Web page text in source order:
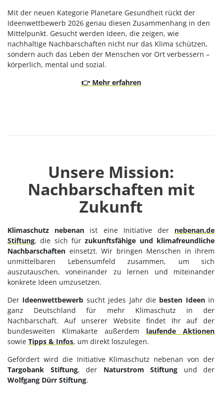
Mit der neuen Kategorie Planetare Gesundheit rückt der
Ideenwettbewerb 2026 genau diesen Zusammenhang in den
Mittelpunkt. Gesucht werden Ideen, die zeigen, wie
nachhaltige Nachbarschaften nicht nur das Klima schützen,
sondern auch das Leben der Menschen vor Ort verbessern –
körperlich, mental und sozial.
👉 Mehr erfahren
Unsere Mission:
Nachbarschaften mit
Zukunft
Klimaschutz nebenan ist eine Initiative der nebenan.de
Stiftung, die sich fürzukunftsfähige und klimafreundliche
Nachbarschaften einsetzt. Wir bringen Menschen in ihrem
unmittelbaren Lebensumfeld zusammen, um sich
auszutauschen, voneinander zu lernen und miteinander
konkrete Ideen umzusetzen.
Der Ideenwettbewerb sucht jedes Jahr diebesten Ideenin
ganz Deutschland für mehr Klimaschutz in der
Nachbarschaft. Auf unserer Website findet Ihr auf der
bundesweiten Klimakarte außerdem laufende Aktionen
sowie Tipps & Infos, um direkt loszulegen.
Gefördert wird die Initiative Klimaschutz nebenan von der
Targobank Stiftung, der Naturstrom Stiftung und der
Wolfgang Dürr Stiftung.